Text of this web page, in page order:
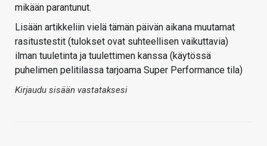
mikään parantunut.
Lisään artikkeliin vielä tämän päivän aikana muutamat
rasitustestit (tulokset ovat suhteellisen vaikuttavia)
ilman tuuletinta ja tuulettimen kanssa (käytössä
puhelimen pelitilassa tarjoama Super Performance tila)
Kirjaudu sisään vastataksesi